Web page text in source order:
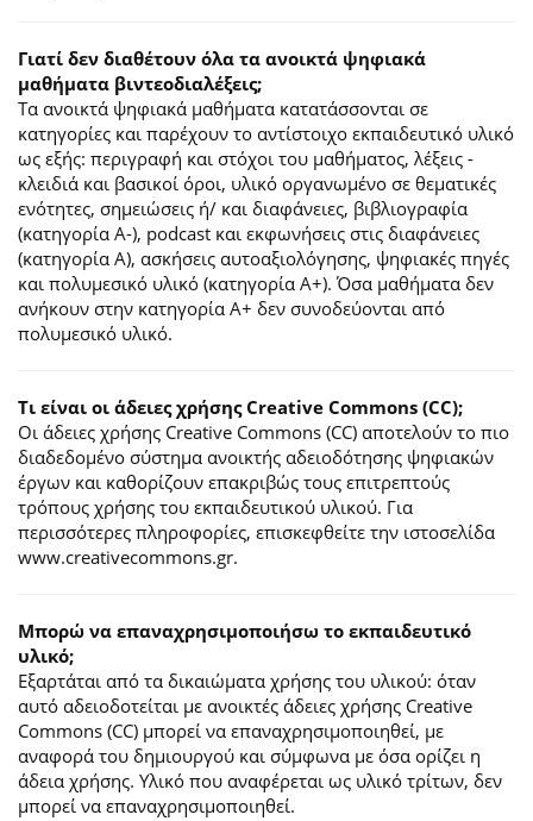
Γιατί δεν διαθέτουν όλα τα ανοικτά ψηφιακά
μαθήματα βιντεοδιαλέξεις;
Τα ανοικτά ψηφιακά μαθήματα κατατάσσονται σε
κατηγορίες και παρέχουν το αντίστοιχο εκπαιδευτικό υλικό
ως εξής: περιγραφή και στόχοι του μαθήματος, λέξεις -
κλειδιά και βασικοί όροι, υλικό οργανωμένο σε θεματικές
ενότητες, σημειώσεις ή/ και διαφάνειες, βιβλιογραφία
(κατηγορία Α-), podcast και εκφωνήσεις στις διαφάνειες
(κατηγορία Α), ασκήσεις αυτοαξιολόγησης, ψηφιακές πηγές
και πολυμεσικό υλικό (κατηγορία Α+). Όσα μαθήματα δεν
ανήκουν στην κατηγορία Α+ δεν συνοδεύονται από
πολυμεσικό υλικό.
Τι είναι οι άδειες χρήσης Creative Commons (CC);
Οι άδειες χρήσης Creative Commons (CC) αποτελούν το πιο
διαδεδομένο σύστημα ανοικτής αδειοδότησης ψηφιακών
έργων και καθορίζουν επακριβώς τους επιτρεπτούς
τρόπους χρήσης του εκπαιδευτικού υλικού. Για
περισσότερες πληροφορίες, επισκεφθείτε την ιστοσελίδα
www.creativecommons.gr.
Mπορώ να επαναχρησιμοποιήσω το εκπαιδευτικό
υλικό;
Εξαρτάται από τα δικαιώματα χρήσης του υλικού: όταν
αυτό αδειοδοτείται με ανοικτές άδειες χρήσης Creative
Commons (CC) μπορεί να επαναχρησιμοποιηθεί, με
αναφορά του δημιουργού και σύμφωνα με όσα ορίζει η
άδεια χρήσης. Υλικό που αναφέρεται ως υλικό τρίτων, δεν
μπορεί να επαναχρησιμοποιηθεί.